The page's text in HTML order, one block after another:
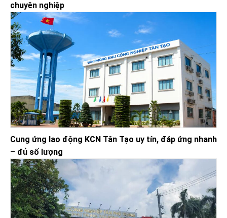
chuyên nghiệp
Cung ứng lao động KCN Tân Tạo uy tín, đáp ứng nhanh
– đủ số lượng